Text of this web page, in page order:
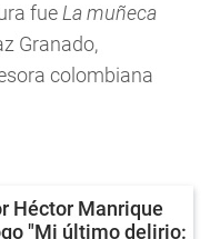
fue La muñeca
Granado,
colombiana
Héctor Manrique
"Mi último delirio: